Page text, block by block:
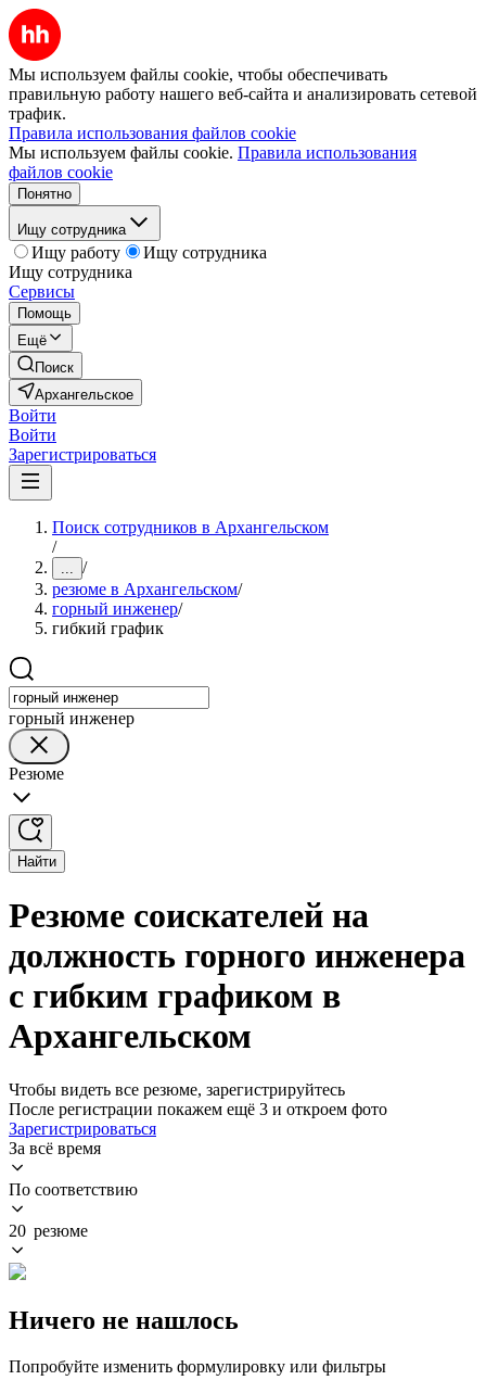
Мы используем файлы cookie, чтобы обеспечивать
правильную работу нашего веб-сайта и анализировать сетевой
трафик.
Правила использования файлов cookie
Мы используем файлы cookie. Правила использования
файлов cookie
Понятно
Ищу сотрудника
Ищу работу
Ищу сотрудника
Ищу сотрудника
Сервисы
Помощь
Ещё
Поиск
Архангельское
Войти
Войти
Зарегистрироваться
Поиск сотрудников в Архангельском
/
... /
резюме в Архангельском/
горный инженер/
гибкий график
горный инженер
Резюме
Найти
Резюме соискателей на
должность горного инженера
с гибким графиком в
Архангельском
Чтобы видеть все резюме, зарегистрируйтесь
После регистрации покажем ещё 3 и откроем фото
Зарегистрироваться
За всё время
По соответствию
20 резюме
Ничего не нашлось
Попробуйте изменить формулировку или фильтры